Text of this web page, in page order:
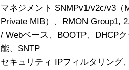
マネジメント SNMPv1/v2c/v3（
Private MIB）、RMON Group1,
/ Webベース、BOOTP、DHCP
能、SNTP
セキュリティ IPフィルタリング